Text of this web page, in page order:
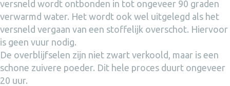
versneld wordt ontbonden in tot ongeveer 90 graden
verwarmd water. Het wordt ook wel uitgelegd als het
versneld vergaan van een stoffelijk overschot. Hiervoor
is geen vuur nodig.
De overblijfselen zijn niet zwart verkoold, maar is een
schone zuivere poeder. Dit hele proces duurt ongeveer
20 uur.